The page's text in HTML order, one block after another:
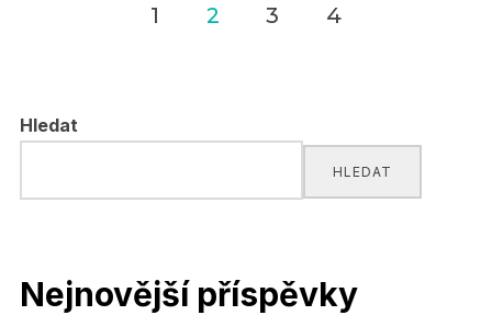
příspěvky
1 2 3 4
Hledat
HLEDAT
Nejnovější příspěvky